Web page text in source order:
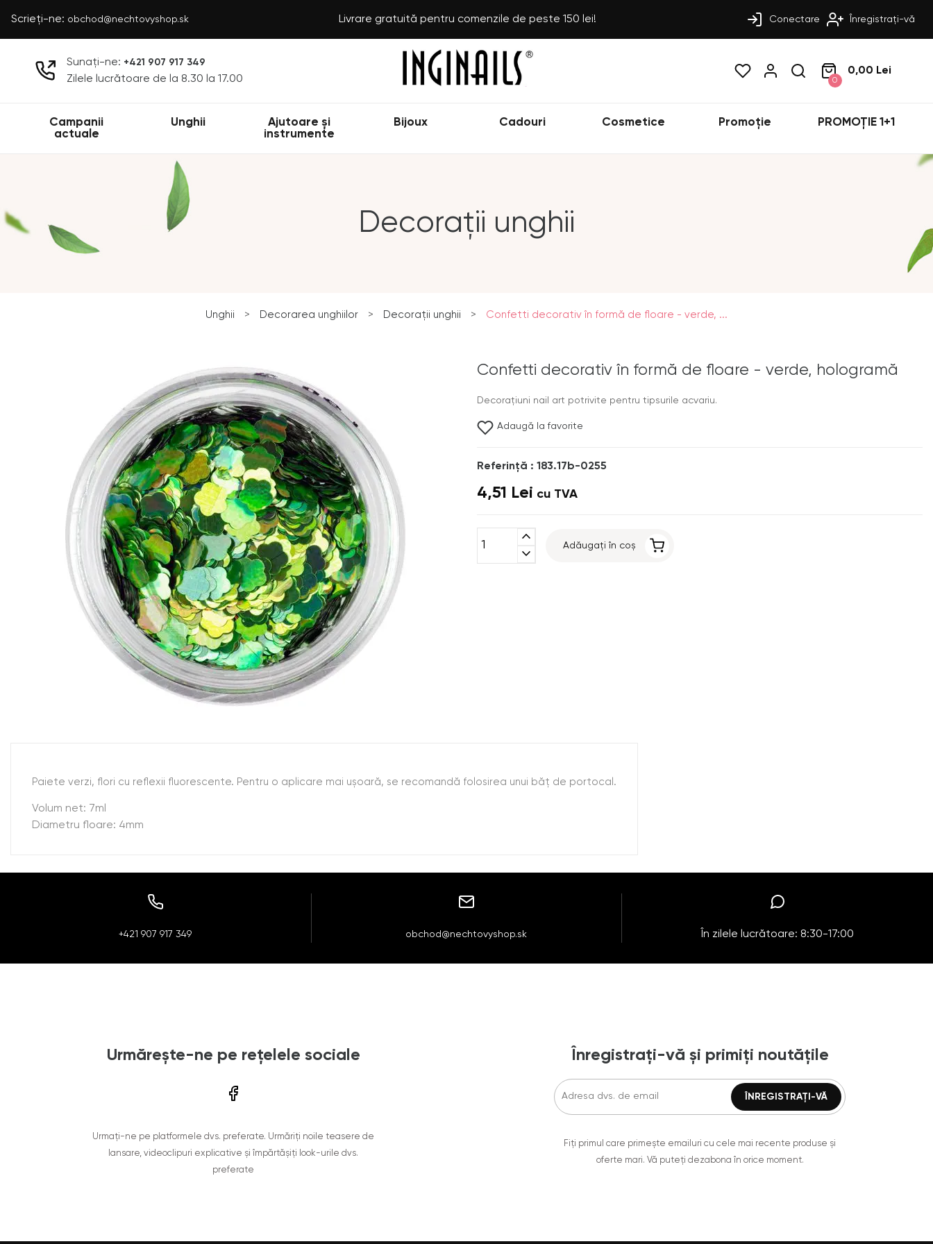
Scrieți-ne: obchod@nechtovyshop.sk Livrare gratuită pentru comenzile de peste 150 lei! Conectare Înregistrați-vă
Sunați-ne: +421 907 917 349
Zilele lucrătoare de la 8.30 la 17.00 0
0,00 Lei
Campanii
actuale
Unghii
Ajutoare și
instrumente
Bijoux Cadouri Cosmetice Promoție PROMOȚIE 1+1
Decorații unghii
Unghii > Decorarea unghiilor > Decorații unghii > Confetti decorativ în formă de floare - verde, ...
Confetti decorativ în formă de floare - verde, hologramă
Decoraţiuni nail art potrivite pentru tipsurile acvariu.
Adaugă la favorite
Referinţă : 183.17b-0255
4,51 Lei cu TVA
expand_less
expand_more
Adăugați în coș
Paiete verzi, flori cu reflexii fluorescente. Pentru o aplicare mai uşoară, se recomandă folosirea unui băţ de portocal.
Volum net: 7ml
Diametru floare: 4mm
+421 907 917 349 obchod@nechtovyshop.sk În zilele lucrătoare: 8:30-17:00
Urmărește-ne pe rețelele sociale
Urmați-ne pe platformele dvs. preferate. Urmăriți noile teasere de
lansare, videoclipuri explicative și împărtășiți look-urile dvs.
preferate
Înregistrați-vă și primiți noutățile
Fiți primul care primește emailuri cu cele mai recente produse și
oferte mari. Vă puteți dezabona în orice moment.